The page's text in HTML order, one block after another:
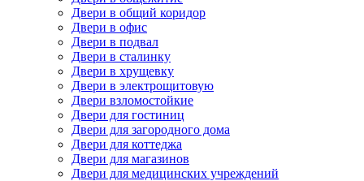
Двери в общий коридор
Двери в офис
Двери в подвал
Двери в сталинку
Двери в хрущевку
Двери в электрощитовую
Двери взломостойкие
Двери для гостиниц
Двери для загородного дома
Двери для коттеджа
Двери для магазинов
Двери для медицинских учреждений